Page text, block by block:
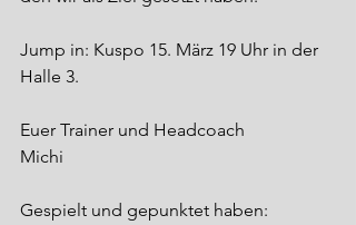
Jump in: Kuspo 15. März 19 Uhr in der
Halle 3.
Euer Trainer und Headcoach
Michi
Gespielt und gepunktet haben: